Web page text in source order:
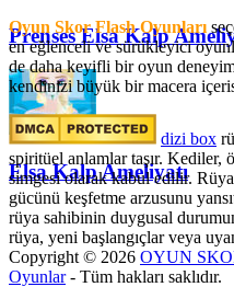
Prenses Elsa Kalp
Elsa Kalp Ameliyatı
Oyun Skor Flash Oyunları
en eğlenceli ve sürükleyici
de daha keyifli bir oyun
kendinizi büyük bir macera
dizi box
spiritüel anlamlar taşır. Kediler,
simgesi olarak kabul edilir.
gücünü keşfetme arzusunu
rüya sahibinin duygusal
rüya, yeni başlangıçlar veya
Copyright © 2026 OYUN
Oyunlar- Tüm hakları saklıdır.